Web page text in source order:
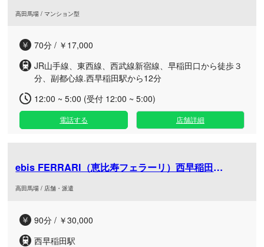
高田馬場 / マンション型
70分 / ￥17,000
JR山手線、東西線、西武線新宿線、早稲田口から徒歩３
分、副都心線.西早稲田駅から12分
12:00 ~ 5:00 (受付 12:00 ~ 5:00)
電話する 店舗詳細
ebis FERRARI（恵比寿フェラーリ）西早稲田ルーム
高田馬場 / 店舗・派遣
90分 / ￥30,000
西早稲田駅